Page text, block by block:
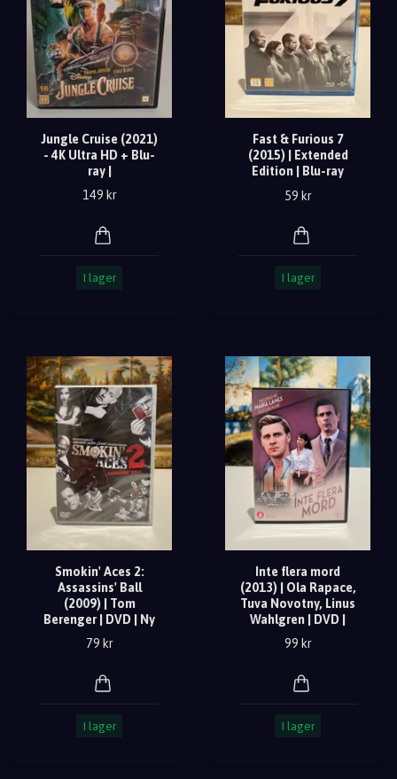
Jungle Cruise (2021)
- 4K Ultra HD + Blu-
ray |
149 kr
I lager
Fast & Furious 7
(2015) | Extended
Edition | Blu-ray
59 kr
I lager
Smokin' Aces 2:
Assassins' Ball
(2009) | Tom
Berenger | DVD | Ny
79 kr
I lager
Inte flera mord
(2013) | Ola Rapace,
Tuva Novotny, Linus
Wahlgren | DVD |
99 kr
I lager